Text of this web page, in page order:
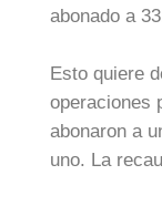
abonado a
Esto quiere
operaciones
abonaron a
uno. La